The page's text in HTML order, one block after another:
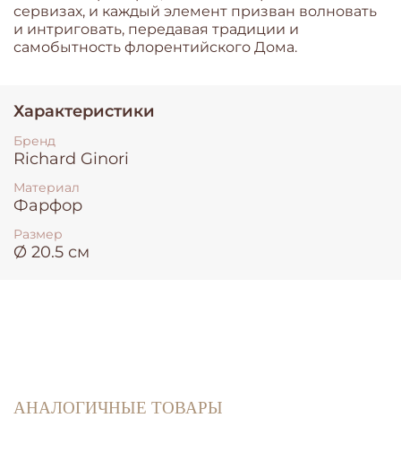
сервизах, и каждый элемент призван волновать
и интриговать, передавая традиции и
самобытность флорентийского Дома.
Характеристики
Бренд
Richard Ginori
Материал
Фарфор
Размер
Ø 20.5 см
АНАЛОГИЧНЫЕ ТОВАРЫ